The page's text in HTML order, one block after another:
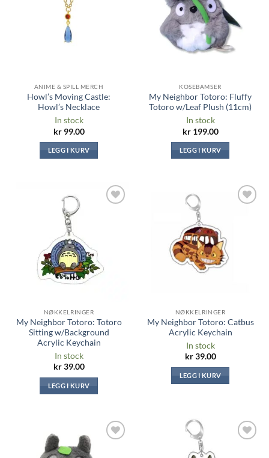
ANIME & SPILL MERCH
Howl’s Moving Castle:
Howl’s Necklace
In stock
kr99.00
LEGG I KURV
KOSEBAMSER
My Neighbor Totoro: Fluffy
Totoro w/Leaf Plush (11cm)
In stock
kr199.00
LEGG I KURV
NØKKELRINGER
My Neighbor Totoro: Totoro
Sitting w/Background
Acrylic Keychain
In stock
kr39.00
LEGG I KURV
NØKKELRINGER
My Neighbor Totoro: Catbus
Acrylic Keychain
In stock
kr39.00
LEGG I KURV
ønskeliste